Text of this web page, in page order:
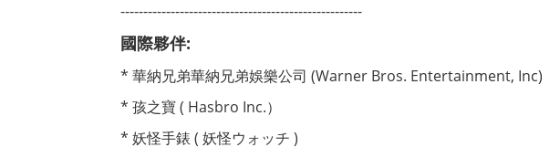
-----------------------------------------------------
國際夥伴:
* 華納兄弟華納兄弟娛樂公司 (Warner Bros. Entertainment, Inc)
* 孩之寶 ( Hasbro Inc.）
* 妖怪手錶 ( 妖怪ウォッチ )